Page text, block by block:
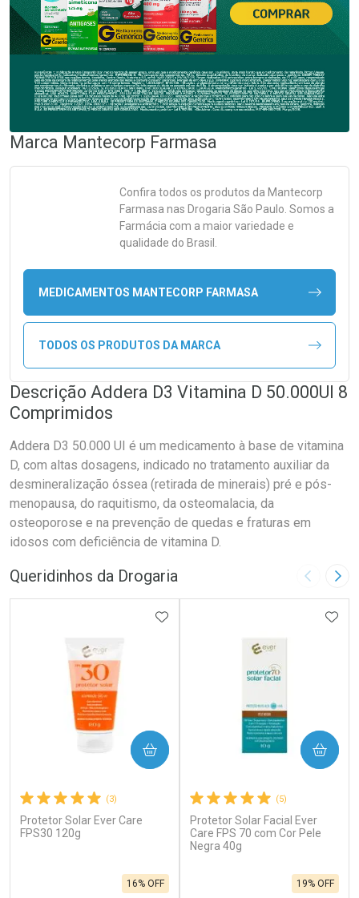
Marca Mantecorp Farmasa
Confira todos os produtos da Mantecorp
Farmasa nas Drogaria São Paulo. Somos a
Farmácia com a maior variedade e
qualidade do Brasil.
MEDICAMENTOS MANTECORP FARMASA
TODOS OS PRODUTOS DA MARCA
Descrição Addera D3 Vitamina D 50.000UI 8
Comprimidos
Addera D3 50.000 UI é um medicamento à base de vitamina
D, com altas dosagens, indicado no tratamento auxiliar da
desmineralização óssea (retirada de minerais) pré e pós-
menopausa, do raquitismo, da osteomalacia, da
osteoporose e na prevenção de quedas e fraturas em
idosos com deficiência de vitamina D.
Queridinhos da Drogaria Imagem
(3)
Protetor Solar Ever Care
FPS30 120g
16% OFF
ADICIONAR AOS FAVORITOS
COMPRAR
(5)
Protetor Solar Facial Ever
Care FPS 70 com Cor Pele
Negra 40g
19% OFF
COMPRAR